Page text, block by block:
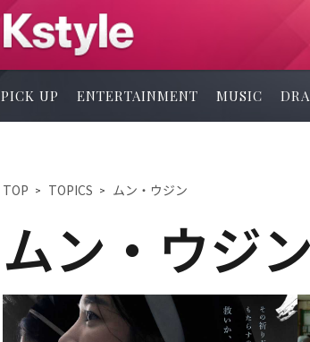
PICK UP ENTERTAINMENT MUSIC
TOP TOPICS ムン・ウジン
ムン・ウジン